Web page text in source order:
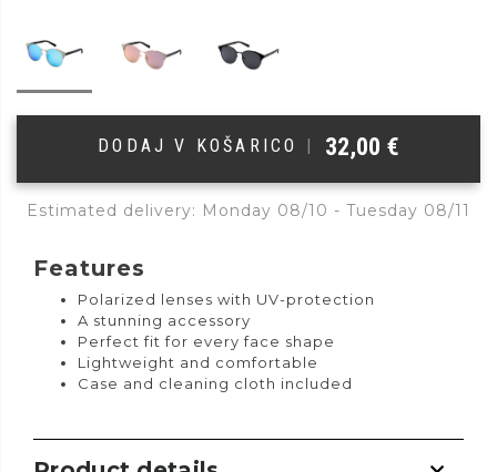
DODAJ V KOŠARICO | 32,00 €
Estimated delivery: Monday 08/10 - Tuesday 08/11
Features
Polarized lenses with UV-protection
A stunning accessory
Perfect fit for every face shape
Lightweight and comfortable
Case and cleaning cloth included